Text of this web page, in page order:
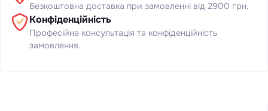
Безкоштовна доставка при замовленні від 2900 грн.
Конфіденційність
Професійна консультація та конфіденційність
замовлення.